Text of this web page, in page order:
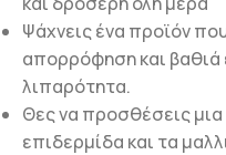
Ψάχνεις ένα προϊόν
απορρόφηση και
λιπαρότητα.
Θες να προσθέσεις μια
επιδερμίδα και τα